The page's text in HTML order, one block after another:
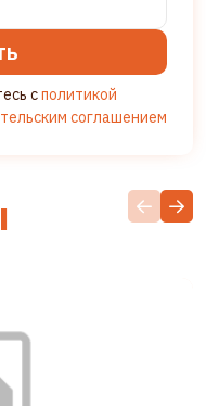
сполитикой
соглашением